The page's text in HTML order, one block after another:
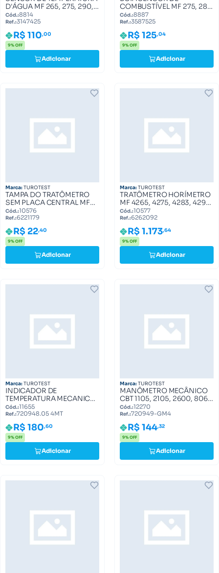
D'ÁGUA MF 265, 275, 290,
298 3147425
Cód.:8814
Ref.:3147425
R$ 110,00
9% OFF
Adicionar
COMBUSTÍVEL MF 275, 283,
290 3587525
Cód.:8887
Ref.:3587525
R$ 125,04
9% OFF
Adicionar
Marca:TUROTEST
TAMPA DO TRATÔMETRO
SEM PLACA CENTRAL MF
6221179
Cód.:10576
Ref.:6221179
R$ 22,40
9% OFF
Adicionar
Marca:TUROTEST
TRATÔMETRO HORÍMETRO
MF 4265, 4275, 4283, 4290
6262092
Cód.:10577
Ref.:6262092
R$ 1.173,64
9% OFF
Adicionar
Marca:TUROTEST
INDICADOR DE
TEMPERATURA MECANICO
CBT, MERCEDES 720948.05
4MT
Cód.:11655
Ref.:720948.05 4MT
R$ 180,60
9% OFF
Adicionar
Marca:TUROTEST
MANÔMETRO MECÂNICO
CBT 1105, 2105, 2600, 8060
720949-GM4
Cód.:12270
Ref.:720949-GM4
R$ 144,32
9% OFF
Adicionar